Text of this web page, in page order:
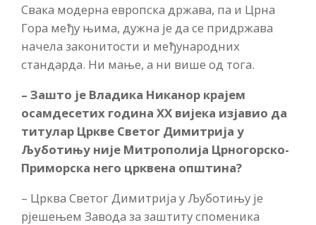
Свака модерна европска држава, па и Црна
Гора међу њима, дужна је да се придржава
начела законитости и међународних
стандарда. Ни мање, а ни више од тога.
– Зашто је Владика Никанор крајем
осамдесетих година ХХ вијека изјавио да
титулар Цркве Светог Димитрија у
Љуботињу није Митрополија Црногорско-
Приморска него црквена општина?
– Црква Светог Димитрија у Љуботињу је
рјешењем Завода за заштиту споменика